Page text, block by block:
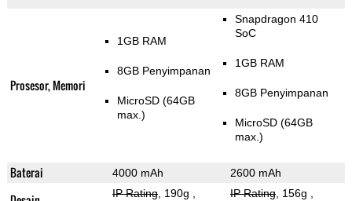
Prosesor, Memori
1GB RAM
8GB Penyimpanan
MicroSD (64GB
max.)
Snapdragon 410
SoC
1GB RAM
8GB Penyimpanan
MicroSD (64GB
max.)
Baterai 4000 mAh 2600 mAh
IP Rating, 190g IP Rating, 156g